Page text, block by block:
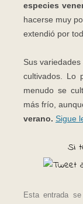
especies
hacerse muy
extendió por
Sus
cultivados. Lo
menudo se
más frío,
verano. Sigue
Si
Esta entrada